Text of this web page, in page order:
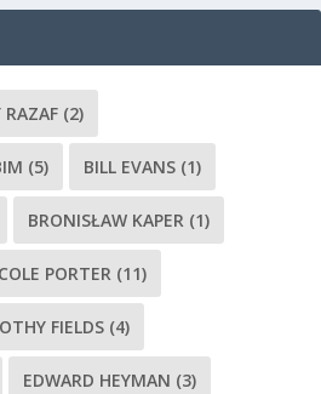
RAZAF (2)
(5) BILL EVANS (1)
BRONISŁAW KAPER (1)
COLE PORTER (11)
FIELDS (4)
EDWARD HEYMAN (3)